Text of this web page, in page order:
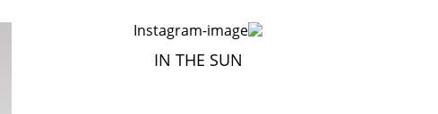
IN THE SUN